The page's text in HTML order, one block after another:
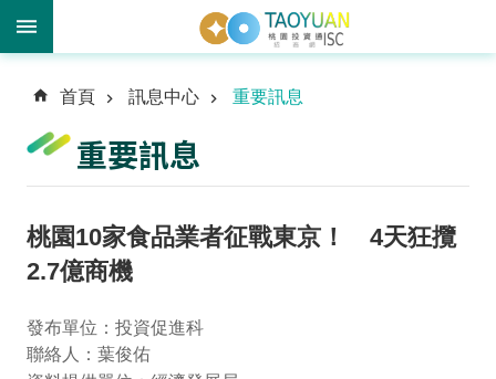
階
尋
息
心
首頁 訊息中心 重要訊息
重要訊息
桃園10家食品業者征戰東京！ 4天狂攬
2.7億商機
發布單位：投資促進科
聯絡人：葉俊佑